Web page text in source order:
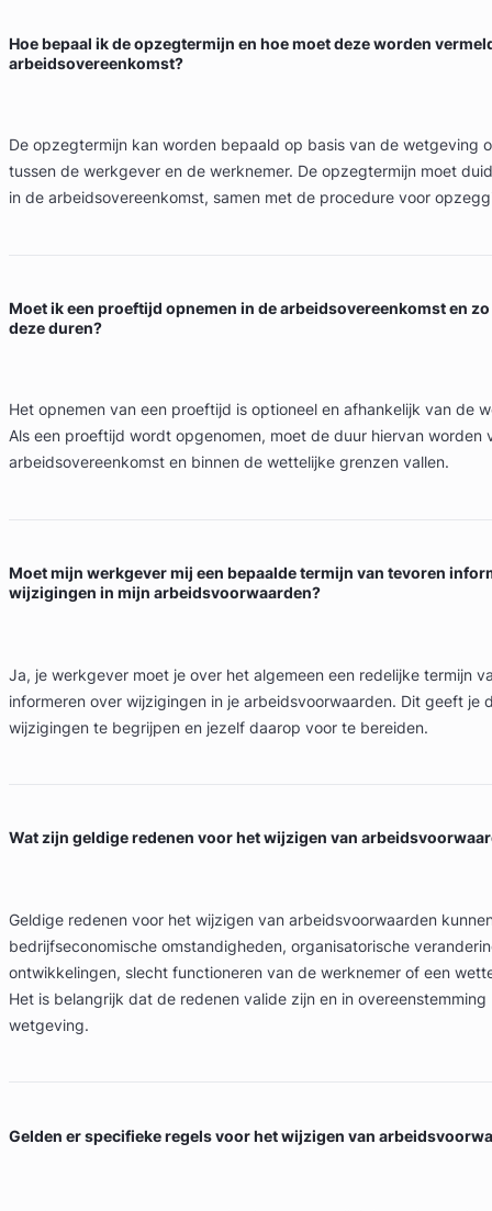
Hoe bepaal ik de opzegtermijn en hoe moet deze worden
arbeidsovereenkomst?
De opzegtermijn kan worden bepaald op basis van de wetgeving
tussen de werkgever en de werknemer. De opzegtermijn moet
in de arbeidsovereenkomst, samen met de procedure voor
Moet ik een proeftijd opnemen in de arbeidsovereenkomst en
deze duren?
Het opnemen van een proeftijd is optioneel en afhankelijk van de
Als een proeftijd wordt opgenomen, moet de duur hiervan worden
arbeidsovereenkomst en binnen de wettelijke grenzen vallen.
Moet mijn werkgever mij een bepaalde termijn van tevoren
wijzigingen in mijn arbeidsvoorwaarden?
Ja, je werkgever moet je over het algemeen een redelijke termijn
informeren over wijzigingen in je arbeidsvoorwaarden. Dit geeft je
wijzigingen te begrijpen en jezelf daarop voor te bereiden.
Wat zijn geldige redenen voor het wijzigen van
Geldige redenen voor het wijzigen van arbeidsvoorwaarden
bedrijfseconomische omstandigheden, organisatorische
ontwikkelingen, slecht functioneren van de werknemer of een
Het is belangrijk dat de redenen valide zijn en in
wetgeving.
Gelden er specifieke regels voor het wijzigen van